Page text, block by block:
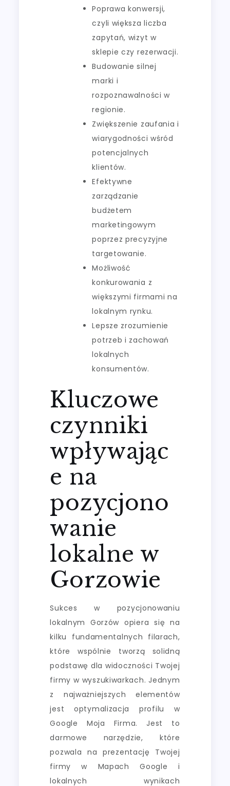
Poprawa konwersji,
czyli większa liczba
zapytań, wizyt w
sklepie czy rezerwacji.
Budowanie silnej
marki i
rozpoznawalności w
regionie.
Zwiększenie zaufania i
wiarygodności wśród
potencjalnych
klientów.
Efektywne
zarządzanie
budżetem
marketingowym
poprzez precyzyjne
targetowanie.
Możliwość
konkurowania z
większymi firmami na
lokalnym rynku.
Lepsze zrozumienie
potrzeb i zachowań
lokalnych
konsumentów.
Kluczowe
czynniki
wpływając
e na
pozycjono
wanie
lokalne w
Gorzowie
Sukces w pozycjonowaniu
lokalnym Gorzów opiera się na
kilku fundamentalnych filarach,
które wspólnie tworzą solidną
podstawę dla widoczności Twojej
firmy w wyszukiwarkach. Jednym
z najważniejszych elementów
jest optymalizacja profilu w
Google Moja Firma. Jest to
darmowe narzędzie, które
pozwala na prezentację Twojej
firmy w Mapach Google i
lokalnych wynikach